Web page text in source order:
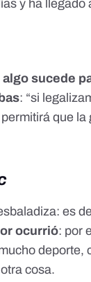
y ha llegado
sucede
: “si
que
es
ocurrió: por
deporte,
cosa.